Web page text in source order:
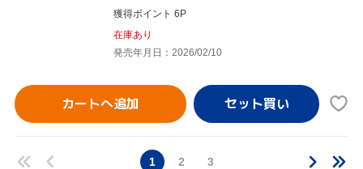
獲得ポイント 6P
在庫あり
発売年月日：2026/02/10
カートへ追加
1 2 3